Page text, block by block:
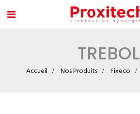
TREBOL
Accueil Nos Produits Fixeco